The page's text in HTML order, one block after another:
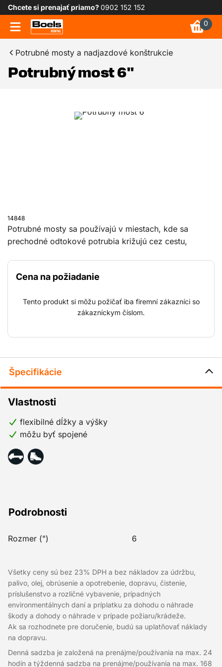
Chcete si prenajať priamo?0902 152 152
0
Potrubné mosty a nadjazdové konštrukcie
Potrubný most 6"
14848
Potrubné mosty sa používajú v miestach, kde sa
prechodné odtokové potrubia križujú cez cestu,
nepríjemnosti alebo prerušenie premávky. Potrubný
most môžu tiež odborne namontovať naši servisní
Cena na požiadanie
Tento produkt si môžu požičať iba firemní zákazníci so
zákazníckym číslom.
Špecifikácie
Podrobnosti
Rozmer (") 6
Vlastnosti
flexibilné dĺžky a výšky
môžu byť spojené
Všetky ceny sú bez 23% DPH a bez nákladov za údržbu,
palivo, olej, obrúsenie a opotrebenie, dopravu, čistenie,
príslušenstvo a rozličné vybavenie, prípadných
environmentálnych daní a príplatku za dohodu o náhrade
škody a dohody o náhrade v prípade požiaru/krádeže.
Ak sa rozhodnete pre doručenie, budú sa uplatňovať náklady
na dopravu.
Denná sadzba je založená na prenájme/používania na max. 24
hodín a týždenná sadzba na prenájme/používania na max. 168